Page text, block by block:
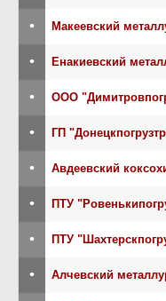
• Макеевский
• Енакиевский
• ООО
• ГП
• Авдеевский
• ПТУ
• ПТУ
• Алчевский